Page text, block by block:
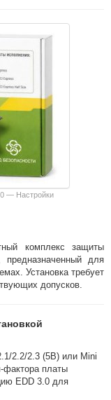
— Настройки
комплекс защиты
для
Установка требует
допусков.
2.2/2.3 (5В) или Mini
фактора платы
EDD 3.0 для